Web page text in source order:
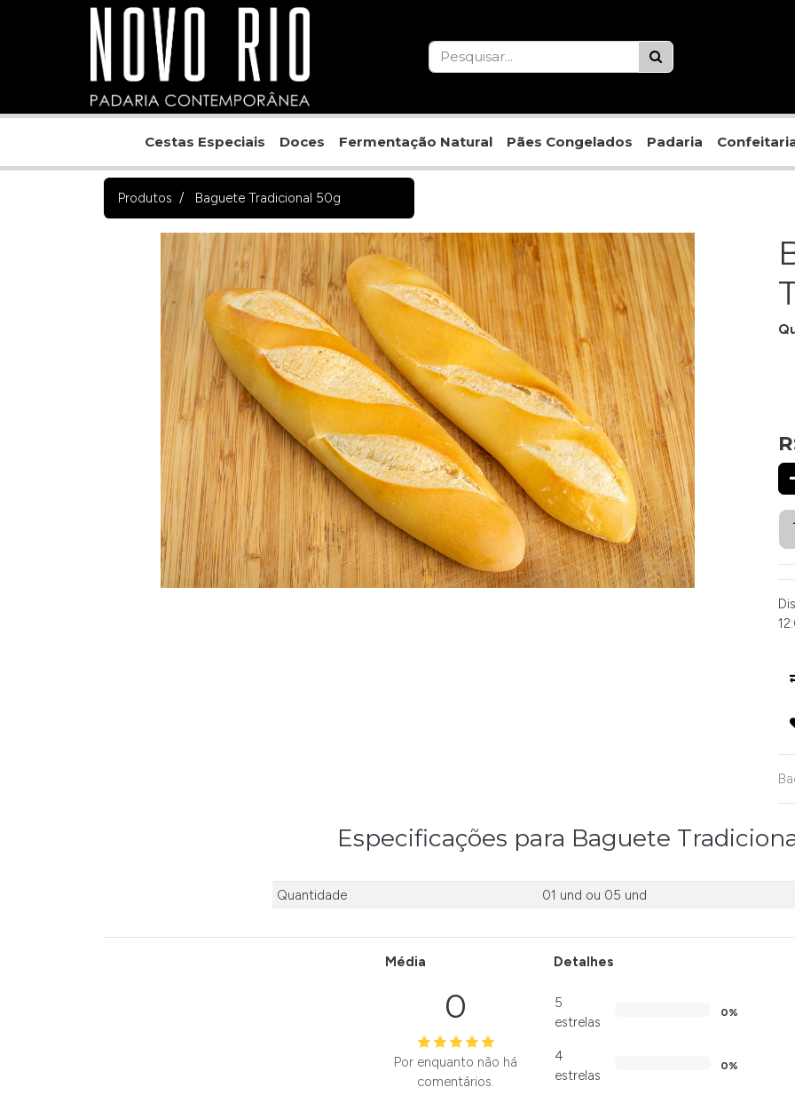
Cestas Especiais Doces Fermentação Natural Pães Congelados Padaria
Produtos Baguete Tradicional 50g
Especificações para Baguete
Quantidade 01 und ou 05 und
Média
0
Por enquanto não há
comentários.
Detalhes
5
estrelas
0%
4
estrelas
0%